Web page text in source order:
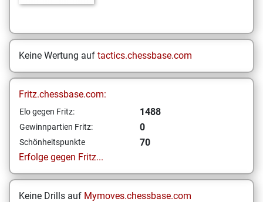
Keine Wertung auf tactics.chessbase.com
Fritz.chessbase.com:
Elo gegen Fritz: 1488
Gewinnpartien Fritz: 0
Schönheitspunkte
70
Erfolge gegen Fritz...
Keine Drills auf Mymoves.chessbase.com